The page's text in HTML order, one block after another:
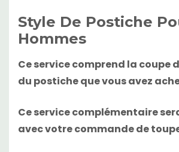
Style De Postiche
Hommes
Ce service comprend la coupe
du postiche que vous avez
Ce service complémentaire
avec votre commande de